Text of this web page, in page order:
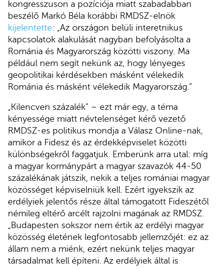
kongresszuson a pozíciója miatt szabadabban
beszélő Markó Béla korábbi RMDSZ-elnök
kijelentette: „Az országon belüli interetnikus
kapcsolatok alakulását nagyban befolyásolta a
Románia és Magyarország közötti viszony. Ma
például nem segít nekünk az, hogy lényeges
geopolitikai kérdésekben másként vélekedik
Románia és másként vélekedik Magyarország.”
„Kilencven százalék” – ezt már egy, a téma
kényessége miatt névtelenséget kérő vezető
RMDSZ-es politikus mondja a Válasz Online-nak,
amikor a Fidesz és az érdekképviselet közötti
különbségekről faggatjuk. Emberünk arra utal: míg
a magyar kormánypárt a magyar szavazók 44-50
százalékának játszik, nekik a teljes romániai magyar
közösséget képviselniük kell. Ezért igyekszik az
erdélyiek jelentős része által támogatott Fideszétől
némileg eltérő arcélt rajzolni magának az RMDSZ.
„Budapesten sokszor nem értik az erdélyi magyar
közösség életének legfontosabb jellemzőjét: ez az
állam nem a miénk, ezért nekünk teljes magyar
társadalmat kell építeni. Az erdélyiek által is